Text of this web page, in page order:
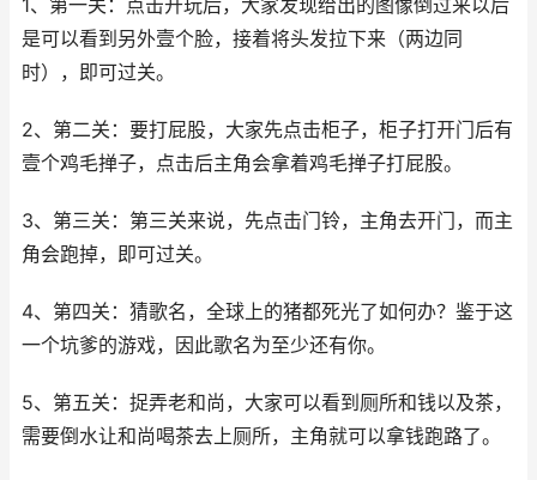
1、第一关：点击开玩后，大家发现给出的图像倒过来以后
是可以看到另外壹个脸，接着将头发拉下来（两边同
时），即可过关。
2、第二关：要打屁股，大家先点击柜子，柜子打开门后有
壹个鸡毛掸子，点击后主角会拿着鸡毛掸子打屁股。
3、第三关：第三关来说，先点击门铃，主角去开门，而主
角会跑掉，即可过关。
4、第四关：猜歌名，全球上的猪都死光了如何办？鉴于这
一个坑爹的游戏，因此歌名为至少还有你。
5、第五关：捉弄老和尚，大家可以看到厕所和钱以及茶，
需要倒水让和尚喝茶去上厕所，主角就可以拿钱跑路了。